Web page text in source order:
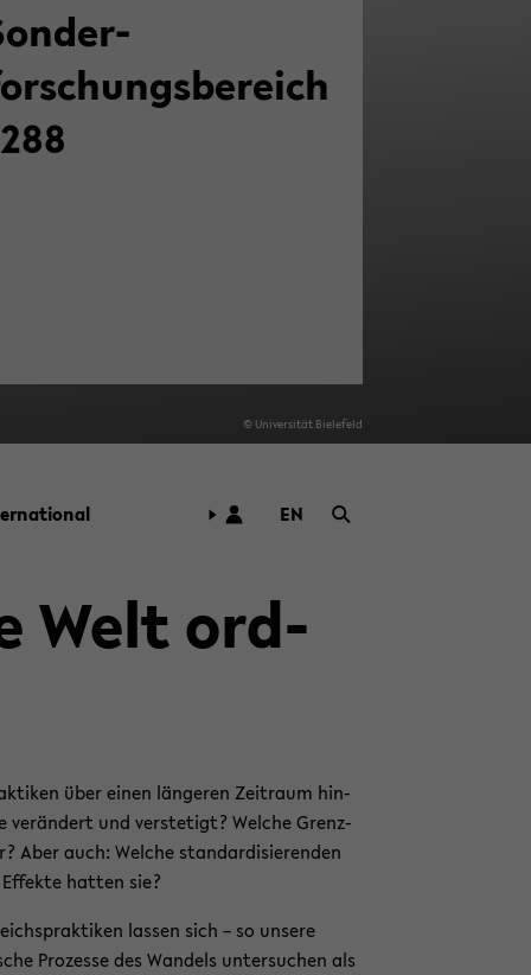
EN
ZUR
SPRA­
© Uni­ver­si­tät Bie­le­feld
Welt ord­
über einen län­ge­ren Zeit­raum hin­
ver­än­dert und ver­ste­tigt? Wel­che Grenz­
Aber auch: Wel­che stan­dar­di­sie­ren­den
hat­ten sie?
las­sen sich – so un­se­re
Pro­zes­se des Wan­dels un­ter­su­chen als